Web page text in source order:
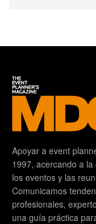
Apoyar a event
1997, acercando a
los eventos y las
Comunicamos
profesionales,
una guía práctica